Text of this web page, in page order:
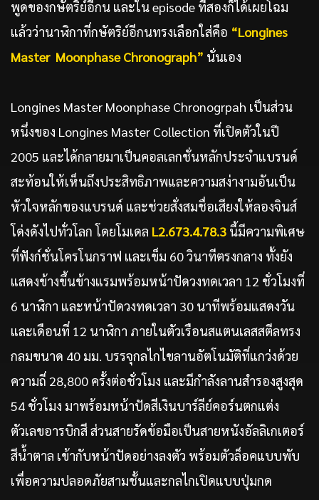
พูดของกษัตริย์อีกน และใน episode ที่สองก็ได้เผยโฉม
แล้วว่านาฬิกาที่กษัตริย์อีกนทรงเลือกใส่คือ “Longines
Master Moonphase Chronograph” นั่นเอง
Longines Master Moonphase Chronogrpah เป็นส่วน
หนึ่งของ Longines Master Collection ที่เปิดตัวในปี
2005 และได้กลายมาเป็นคอลเลกชั่นหลักประจำแบรนด์
สะท้อนให้เห็นถึงประสิทธิภาพและความสง่างามอันเป็น
หัวใจหลักของแบรนด์ และช่วยสั่งสมชื่อเสียงให้ลองจินส์
โด่งดังไปทั่วโลก โดยโมเดล L2.673.4.78.3 นี้มีความพิเศษ
ที่ฟังก์ชั่นโครโนกราฟ และเข็ม 60 วินาทีตรงกลาง ทั้งยัง
แสดงข้างขึ้นข้างแรมพร้อมหน้าปัดวงทดเวลา 12 ชั่วโมงที่
6 นาฬิกา และหน้าปัดวงทดเวลา 30 นาทีพร้อมแสดงวัน
และเดือนที่ 12 นาฬิกา ภายในตัวเรือนสแตนเลสสตีลทรง
กลมขนาด 40 มม. บรรจุกลไกไขลานอัตโนมัติที่แกว่งด้วย
ความถี่ 28,800 ครั้งต่อชั่วโมง และมีกำลังลานสำรองสูงสุด
54 ชั่วโมง มาพร้อมหน้าปัดสีเงินบาร์ลีย์คอร์นตกแต่ง
ตัวเลขอารบิกสี ส่วนสายรัดข้อมือเป็นสายหนังอัลลิเกเตอร์
สีน้ำตาล เข้ากับหน้าปัดอย่างลงตัว พร้อมตัวล็อคแบบพับ
เพื่อความปลอดภัยสามชั้นและกลไกเปิดแบบปุ่มกด